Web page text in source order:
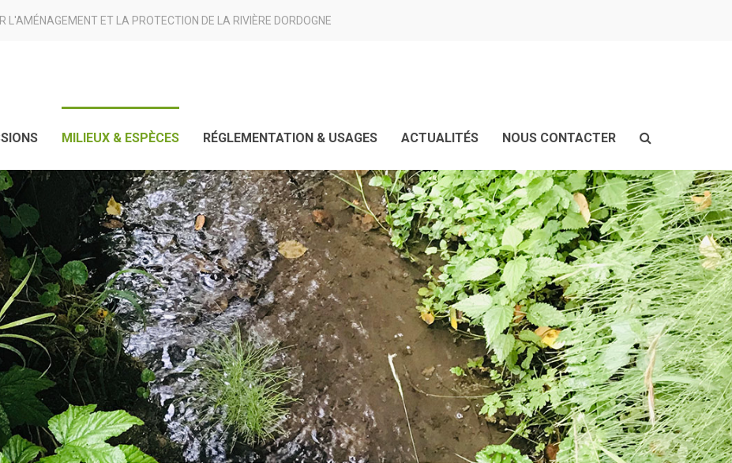
ET LA PROTECTION DE LA RIVIÈRE DORDOGNE
MILIEUX & ESPÈCES RÉGLEMENTATION & USAGES ACTUALITÉS NOUS CONTACTER